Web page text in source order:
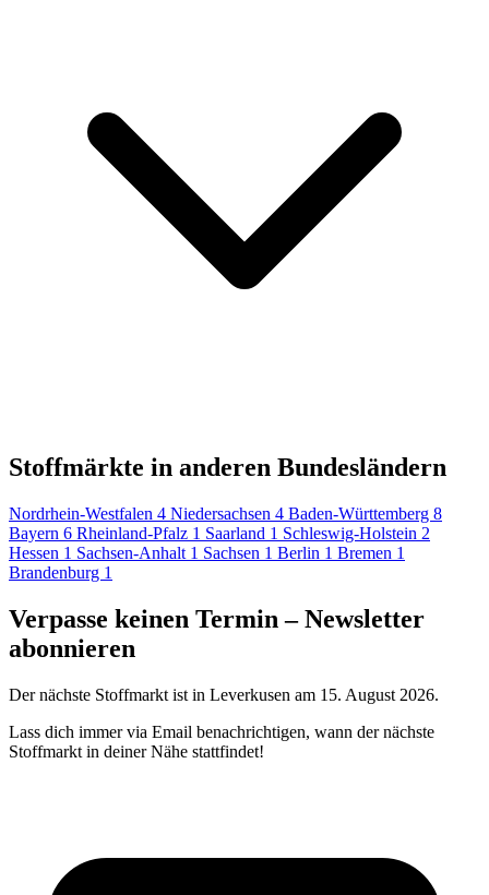
Stoffmärkte in anderen Bundesländern
Nordrhein-Westfalen 4 Niedersachsen 4 Baden-Württemberg 8
Bayern 6 Rheinland-Pfalz 1 Saarland 1 Schleswig-Holstein 2
Hessen 1 Sachsen-Anhalt 1 Sachsen 1 Berlin 1 Bremen 1
Brandenburg 1
Verpasse keinen Termin – Newsletter
abonnieren
Der nächste Stoffmarkt ist in Leverkusen am 15. August 2026.
Lass dich immer via Email benachrichtigen, wann der nächste
Stoffmarkt in deiner Nähe stattfindet!